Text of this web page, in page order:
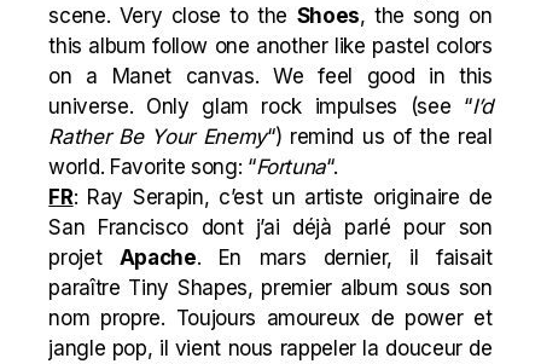
scene. Very close to the Shoes, the song on
this album follow one another like pastel colors
on a Manet canvas. We feel good in this
universe. Only glam rock impulses (see “I’d
Rather Be Your Enemy“) remind us of the real
world. Favorite song: “Fortuna“.
FR: Ray Serapin, c’est un artiste originaire de
San Francisco dont j’ai déjà parlé pour son
projet Apache. En mars dernier, il faisait
paraître Tiny Shapes, premier album sous son
nom propre. Toujours amoureux de power et
jangle pop, il vient nous rappeler la douceur de